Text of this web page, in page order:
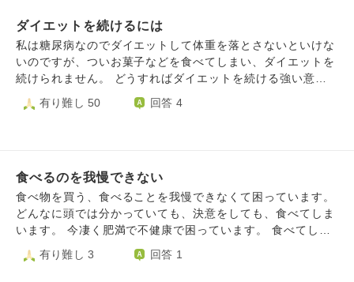
す。 世の圧力に屈するのは、一番嫌です。特に私が我慢し
てまで受け入れるのは、 けど一つ感じるのは、やはり人間
誰しも特に男性は下心しかないし、もし整形しても私以上に
可愛い人がいるのも事実で、本当に愛してくれるかどうかは
ればいいのも分かります。子どももいずれは欲しいけど、同
に屈することも整形なしとなれば仕方ないのかもしれないと
も考えてしまいます。
私は自分を押し殺して家族旅行をしたがる両親に合わせて旅
行に行ったり、ご飯にも行きました。洗濯・料理・掃除など
の手伝いもします。しかし、いつまでもまともな職に就けず
低収入な自分にもイライラしてしまい兄に対して冷たい対応
うになりましたが、私が過去のことを言うと「いつまで引き
ん。ただ、家族にそれをされた事が私の中で怒りになって友
達にも当時の彼氏にも吐き出せずに自分の中でトラウマにな
っています。 またされたらどうしよう。そんな恐怖が常に
自分にまとわりついています。 しかし母はそれを理解して
す。 ある日兄と些細なことで大喧嘩した時家を出て行くと
ダイエットを続けるには
私は糖尿病なのでダイエットして体重を落とさないといけな
いのですが、ついお菓子などを食べてしまい、ダイエットを
続けられません。 どうすればダイエットを続ける強い意志
を保ち続けられますか？
有り難し 50 回答 4
食べるのを我慢できない
食べ物を買う、食べることを我慢できなくて困っています。
どんなに頭では分かっていても、決意をしても、食べてしま
います。 今凄く肥満で不健康で困っています。 食べてしま
うのも無意識というか。 病気なんでしょうか？ どうしたら
いいか分かりません。 昔は簡単にダイエットができていた
有り難し 3 回答 1